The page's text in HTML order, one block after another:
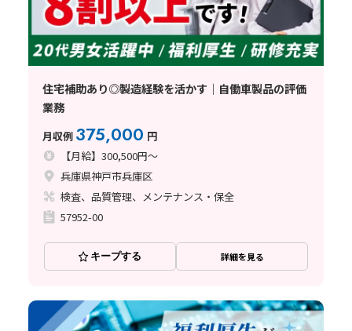
住宅補助あり◎製造経験を活かす｜自働車製品の評価
業務
月収例 375,000 円
【月給】300,500円～
兵庫県神戸市兵庫区
検査、品質管理、メンテナンス・保全
57952-00
キープする 詳細を見る